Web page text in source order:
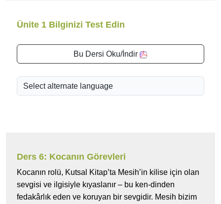
Ünite 1 Bilginizi Test Edin
Bu Dersi Oku/İndir
Ders 6: Kocanın Görevleri
Kocanın rolü, Kutsal Kitap’ta Mesih’in kilise için olan
sevgisi ve ilgisiyle kıyaslanır – bu ken-dinden
fedakârlık eden ve koruyan bir sevgidir. Mesih bizim